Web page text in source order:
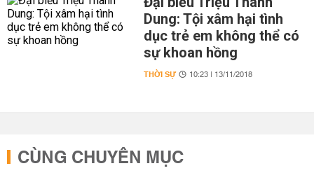
Dung: Tội xâm hại tình
dục trẻ em không thể có
sự khoan hồng
THỜI SỰ 10:23 | 13/11/2018
CÙNG CHUYÊN MỤC